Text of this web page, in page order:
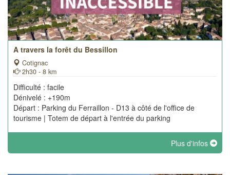
A travers la forêt du Bessillon
Cotignac
2h30 - 8 km
Difficulté : facile
Dénivelé : +190m
Départ : Parking du Ferraillon - D13 à côté de l'office de
tourisme | Totem de départ à l'entrée du parking
Plus d'infos